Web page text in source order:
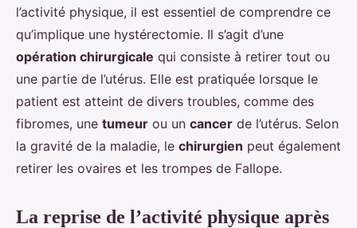
l’activité physique, il est essentiel de comprendre ce
qu’implique une hystérectomie. Il s’agit d’une
opération chirurgicale qui consiste à retirer tout ou
une partie de l’utérus. Elle est pratiquée lorsque le
patient est atteint de divers troubles, comme des
fibromes, une tumeur ou un cancer de l’utérus. Selon
la gravité de la maladie, le chirurgien peut également
retirer les ovaires et les trompes de Fallope.
La reprise de l’activité physique après